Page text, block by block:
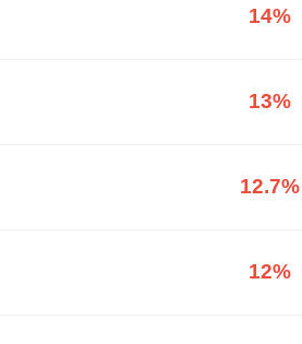
14%
13%
12.7%
12%